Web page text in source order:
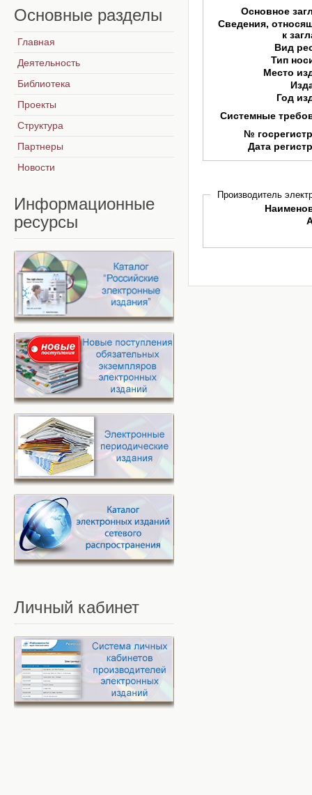
Основное
Сведения,
к
Вид
Тип
Место
Год
Системные
№
Дата
Производитель
Основные разделы
Главная
Деятельность
Библиотека
Проекты
Структура
Партнеры
Новости
Информационные
ресурсы
Личный кабинет